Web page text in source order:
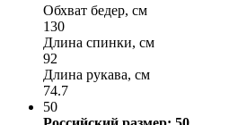
Обхват бедер, см
130
Длина спинки, см
92
Длина рукава, см
74.7
50